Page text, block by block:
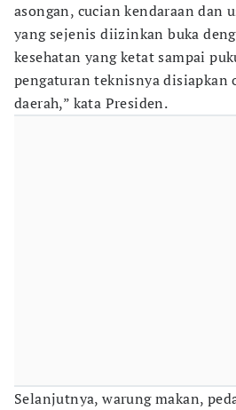
asongan, cucian kendaraan dan
yang sejenis diizinkan buka
kesehatan yang ketat sampai
pengaturan teknisnya disiapkan
daerah,” kata Presiden.
Selanjutnya, warung makan,